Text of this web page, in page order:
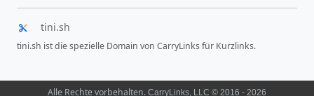
tini.sh
tini.sh ist die spezielle Domain von CarryLinks für Kurzlinks.
Alle Rechte vorbehalten. CarryLinks, LLC © 2016 - 2026